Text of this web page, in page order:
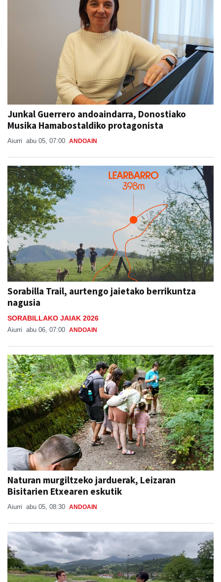
Junkal Guerrero andoaindarra, Donostiako
Musika Hamabostaldiko protagonista
Aiurri abu 05, 07:00 ANDOAIN
Sorabilla Trail, aurtengo jaietako berrikuntza
nagusia
SORABILLAKO JAIAK 2026
Aiurri abu 06, 07:00 ANDOAIN
Naturan murgiltzeko jarduerak, Leizaran
Bisitarien Etxearen eskutik
Aiurri abu 05, 08:30 ANDOAIN